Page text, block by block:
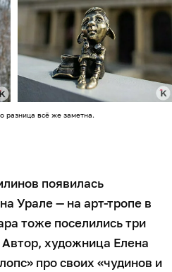
разница всё же заметна.
появилась
Урале — на арт-тропе в
тоже поселились три
художница Елена
про своих «чудинов и